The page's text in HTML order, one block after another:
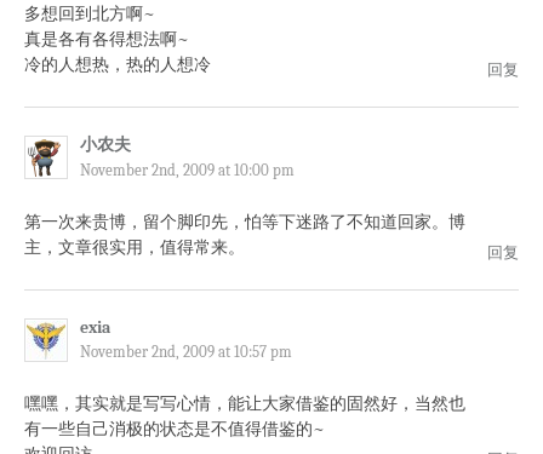
多想回到北方啊~
真是各有各得想法啊~
冷的人想热，热的人想冷
回复
小农夫
November 2nd, 2009 at 10:00 pm
第一次来贵博，留个脚印先，怕等下迷路了不知道回家。博
主，文章很实用，值得常来。
回复
exia
November 2nd, 2009 at 10:57 pm
嘿嘿，其实就是写写心情，能让大家借鉴的固然好，当然也
有一些自己消极的状态是不值得借鉴的~